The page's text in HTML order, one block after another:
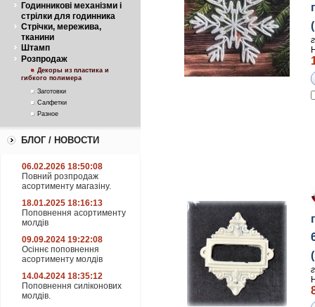
Годинникові механізми і
стрілки для годинника
Стрічки, мережива,
тканини
Штамп
Розпродаж
Декоры из пластика и
гибкого полимера
Заготовки
Салфетки
Разное
БЛОГ / НОВОСТИ
06.02.2026 18:50:08
Повний розпродаж
асортименту магазіну.
18.01.2025 18:16:13
Поповнення асортименту
молдів
09.09.2024 19:22:08
Осіннє поповнення
асортименту молдів
14.04.2024 18:35:12
Поповнення силіконових
молдів.